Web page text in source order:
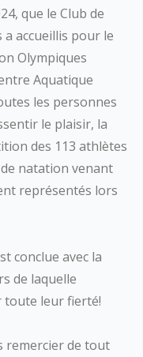
que le Club de
accueillis pour le
Olympiques
Aquatique
les personnes
le plaisir, la
des 113 athlètes
natation venant
représentés lors
conclue avec la
de laquelle
toute leur fierté!
remercier de tout